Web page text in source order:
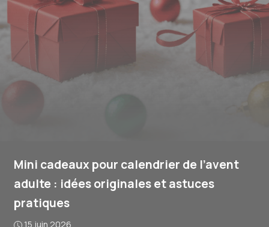
Mini cadeaux pour calendrier de l’avent
adulte : idées originales et astuces
pratiques
15 juin 2026